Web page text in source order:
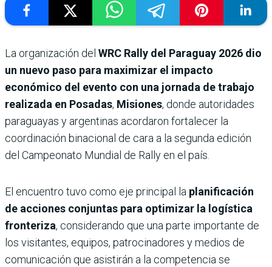
La organización del WRC Rally del Paraguay 2026 dio
un nuevo paso para maximizar el impacto
económico del evento con una jornada de trabajo
realizada en Posadas, Misiones, donde autoridades
paraguayas y argentinas acordaron fortalecer la
coordinación binacional de cara a la segunda edición
del Campeonato Mundial de Rally en el país.
El encuentro tuvo como eje principal la planificación
de acciones conjuntas para optimizar la logística
fronteriza, considerando que una parte importante de
los visitantes, equipos, patrocinadores y medios de
comunicación que asistirán a la competencia se